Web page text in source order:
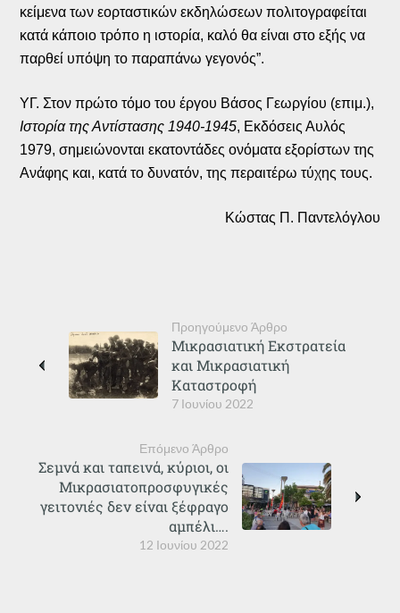
κείμενα των εορταστικών εκδηλώσεων πολιτογραφείται
κατά κάποιο τρόπο η ιστορία, καλό θα είναι στο εξής να
παρθεί υπόψη το παραπάνω γεγονός”.
ΥΓ. Στον πρώτο τόμο του έργου Βάσος Γεωργίου (επιμ.),
Ιστορία της Αντίστασης 1940-1945, Εκδόσεις Αυλός
1979, σημειώνονται εκατοντάδες ονόματα εξορίστων της
Ανάφης και, κατά το δυνατόν, της περαιτέρω τύχης τους.
Κώστας Π. Παντελόγλου
Προηγούμενο Άρθρο
7 Ιουνίου 2022
Μικρασιατική Εκστρατεία
και Μικρασιατική
Καταστροφή
Επόμενο Άρθρο
12 Ιουνίου 2022
Σεμνά και ταπεινά, κύριοι, οι
Μικρασιατοπροσφυγικές
γειτονιές δεν είναι ξέφραγο
αμπέλι….